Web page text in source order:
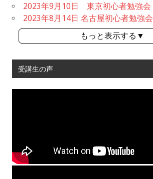
2023年9月10日 東京初心者勉強会
2023年8月14日 名古屋初心者勉強会
もっと表示する▼
受講生の声